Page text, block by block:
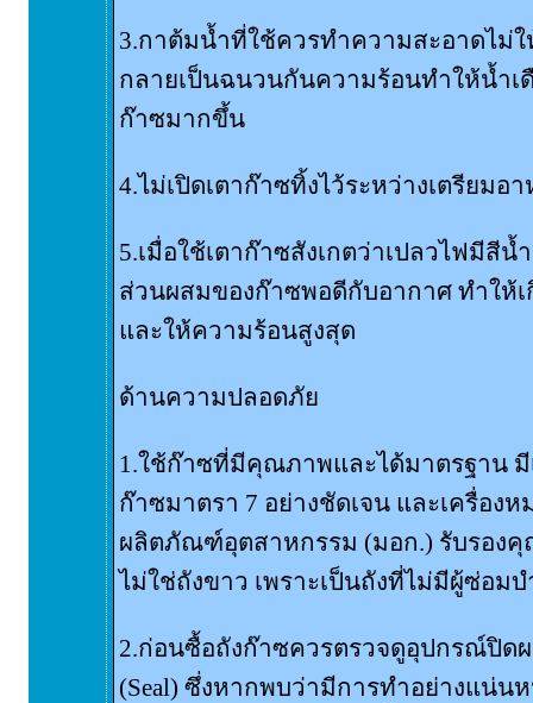
3.กาต้มน้ำที่ใช้ควรทำความสะอาดไม่ใ
กลายเป็นฉนวนกันความร้อนทำให้น้ำเ
ก๊าซมากขึ้น
4.ไม่เปิดเตาก๊าซทิ้งไว้ระหว่างเตรียมอา
5.เมื่อใช้เตาก๊าซสังเกตว่าเปลวไฟมีสีน้
ส่วนผสมของก๊าซพอดีกับอากาศ ทำให้
และให้ความร้อนสูงสุด
ด้านความปลอดภัย
1.ใช้ก๊าซที่มีคุณภาพและได้มาตรฐาน มี
ก๊าซมาตรา 7 อย่างชัดเจน และเครื่อง
ผลิตภัณฑ์อุตสาหกรรม (มอก.) รับรอง
ไม่ใช่ถังขาว เพราะเป็นถังที่ไม่มีผู้ซ่อมบ
2.ก่อนซื้อถังก๊าซควรตรวจดูอุปกรณ์ปิด
(Seal) ซึ่งหากพบว่ามีการทำอย่างแน่น